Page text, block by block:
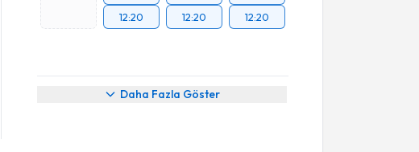
12:20
12:20
12:20
Daha Fazla Göster
Randevu Takvimi Talebi